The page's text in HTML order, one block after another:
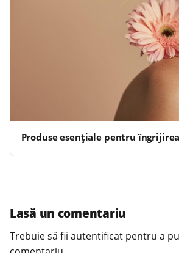
Produse esențiale pentru
Lasă un comentariu
Trebuie să fii autentificat pentru a